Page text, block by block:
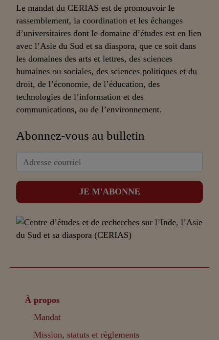
Le mandat du CERIAS est de promouvoir le
rassemblement, la coordination et les échanges
d’universitaires dont le domaine d’études est en lien
avec l’Asie du Sud et sa diaspora, que ce soit dans
les domaines des arts et lettres, des sciences
humaines ou sociales, des sciences politiques et du
droit, de l’économie, de l’éducation, des
technologies de l’information et des
communications, ou de l’environnement.
Abonnez-vous au bulletin
À propos
Mandat
Mission, statuts et règlements